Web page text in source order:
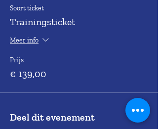
Soort ticket
Trainingsticket
Meer info
Prijs
€ 139,00
Deel dit evenement